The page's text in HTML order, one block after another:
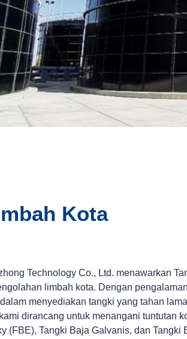
Kota
Technology Co., Ltd. menawarkan
limbah kota. Dengan
menyediakan tangki yang tahan
dirancang untuk menangani tuntutan
(FBE), Tangki Baja Galvanis, dan